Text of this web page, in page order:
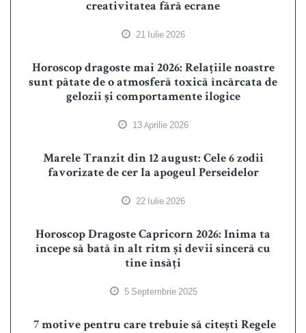
creativitatea fără ecrane
21 Iulie 2026
Horoscop dragoste mai 2026: Relațiile noastre
sunt pătate de o atmosferă toxică încărcata de
gelozii și comportamente ilogice
13 Aprilie 2026
Marele Tranzit din 12 august: Cele 6 zodii
favorizate de cer la apogeul Perseidelor
22 Iulie 2026
Horoscop Dragoste Capricorn 2026: Inima ta
începe să bată în alt ritm și devii sinceră cu
tine însăți
5 Septembrie 2025
7 motive pentru care trebuie să citești Regele